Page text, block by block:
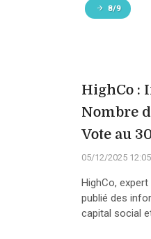
8/9
HighCo :
Nombre
Vote au
05/12/2025
HighCo,
publié des
capital social